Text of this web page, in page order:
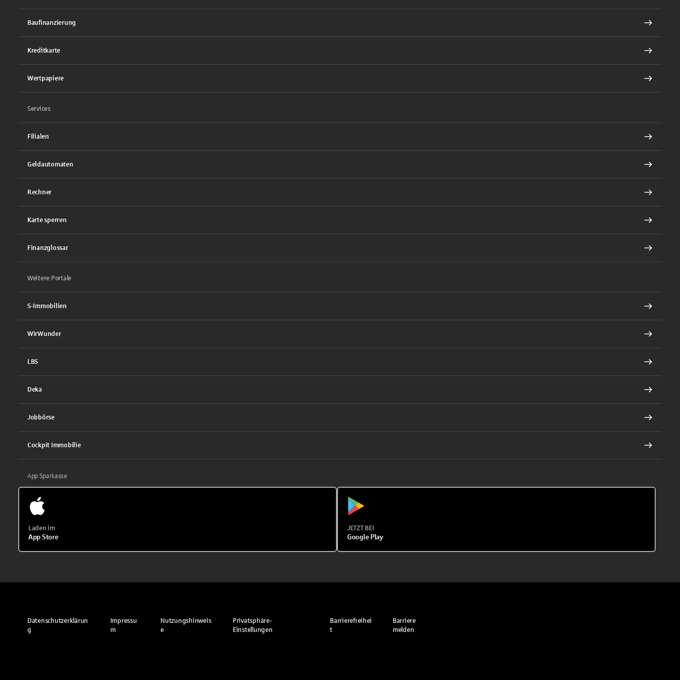
Baufinanzierung
Kreditkarte
Wertpapiere
Services
Filialen
Geldautomaten
Rechner
Karte sperren
Finanzglossar
Weitere Portale
S-Immobilien
WirWunder
LBS
Deka
Jobbörse
Cockpit Immobilie
App Sparkasse
Laden im
App Store
JETZT BEI
Google Play
Datenschutzerklärun
g
Impressu
m
Nutzungshinweis
e
Privatsphäre-
Einstellungen
Barrierefreihei
t
Barriere
melden